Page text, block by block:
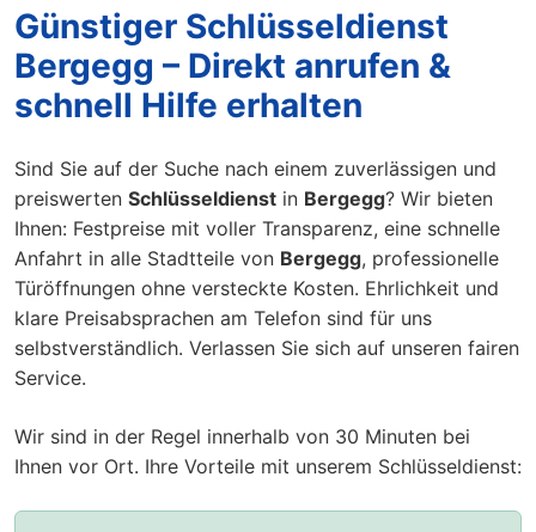
Günstiger Schlüsseldienst
Bergegg – Direkt anrufen &
schnell Hilfe erhalten
Sind Sie auf der Suche nach einem zuverlässigen und
preiswerten Schlüsseldienst in Bergegg? Wir bieten
Ihnen: Festpreise mit voller Transparenz, eine schnelle
Anfahrt in alle Stadtteile von Bergegg, professionelle
Türöffnungen ohne versteckte Kosten. Ehrlichkeit und
klare Preisabsprachen am Telefon sind für uns
selbstverständlich. Verlassen Sie sich auf unseren fairen
Service.
Wir sind in der Regel innerhalb von 30 Minuten bei
Ihnen vor Ort. Ihre Vorteile mit unserem Schlüsseldienst: